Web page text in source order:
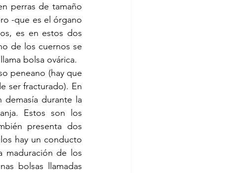
perras de tamaño
-que es el órgano
es en estos dos
de los cuernos se
bolsa ovárica.
peneano (hay que
ser fracturado). En
durante la
Estos son los
presenta dos
hay un conducto
maduración de los
bolsas llamadas